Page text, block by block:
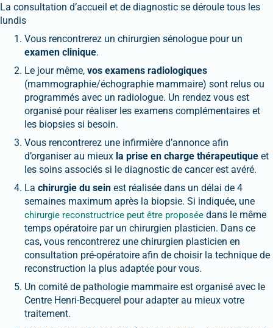
La consultation d’accueil et de diagnostic se déroule tous les
lundis
Vous rencontrerez un chirurgien sénologue pour un
examen clinique.
Le jour même, vos examens radiologiques
(mammographie/échographie mammaire) sont relus ou
programmés avec un radiologue. Un rendez vous est
organisé pour réaliser les examens complémentaires et
les biopsies si besoin.
Vous rencontrerez une infirmière d’annonce afin
d’organiser au mieux la prise en charge thérapeutique et
les soins associés si le diagnostic de cancer est avéré.
La chirurgie du sein est réalisée dans un délai de 4
semaines maximum après la biopsie. Si indiquée, une
chirurgie reconstructrice peut être proposée dans le même
temps opératoire par un chirurgien plasticien. Dans ce
cas, vous rencontrerez une chirurgien plasticien en
consultation pré-opératoire afin de choisir la technique de
reconstruction la plus adaptée pour vous.
Un comité de pathologie mammaire est organisé avec le
Centre Henri-Becquerel pour adapter au mieux votre
traitement.